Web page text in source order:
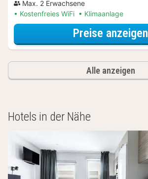
Max. 2 Erwachsene
Kostenfreies WiFi
Klimaanlage
Preise anzeigen
Alle anzeigen
Hotels in der Nähe